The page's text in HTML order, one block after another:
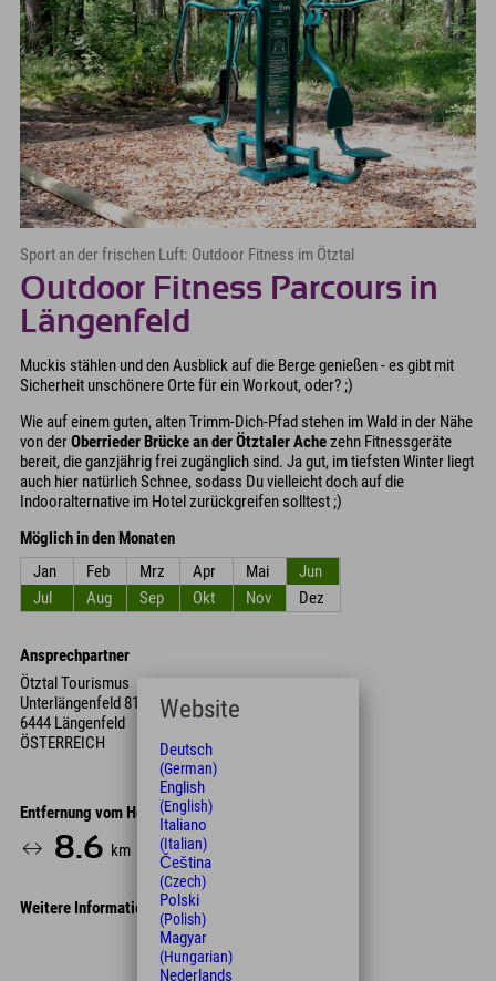
Sport an der frischen Luft: Outdoor Fitness im Ötztal
Outdoor Fitness Parcours in
Längenfeld
Muckis stählen und den Ausblick auf die Berge genießen - es gibt mit
Sicherheit unschönere Orte für ein Workout, oder? ;)
Wie auf einem guten, alten Trimm-Dich-Pfad stehen im Wald in der Nähe
von derOberrieder Brücke an der Ötztaler Achezehn Fitnessgeräte
bereit, die ganzjährig frei zugänglich sind. Ja gut, im tiefsten Winter liegt
auch hier natürlich Schnee, sodass Du vielleicht doch auf die
Indooralternative im Hotel zurückgreifen solltest ;)
Möglich in den Monaten
Jan
Feb Mrz Apr Mai
Jun
Jul
Aug Sep Okt Nov Dez
Ansprechpartner
Ötztal Tourismus
Unterlängenfeld 81
6444 Längenfeld
ÖSTERREICH
Entfernung vom Hotel
8.6 km 9
Weitere Informationen
Website
Deutsch
(German)
English
(English)
Italiano
(Italian)
Čeština
(Czech)
Polski
(Polish)
Magyar
(Hungarian)
Nederlands